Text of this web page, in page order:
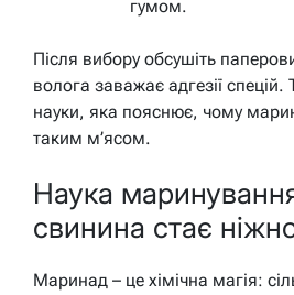
гумом.
Після вибору обсушіть
волога заважає адгезії
науки, яка пояснює, чому
таким м’ясом.
Наука
свинина стає
Маринад – це хімічна магія: